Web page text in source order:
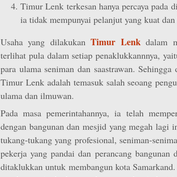
Timur Lenk terkesan hanya percaya pada
ia tidak mempunyai pelanjut yang kuat
Usaha yang dilakukanTimur Lenkdalam
terlihat pula dalam setiap penaklukkannnya,
para ulama seniman dan saastrawan. Sehingga
Timur Lenk adalah temasuk salah seoang
ulama dan ilmuwan.
Pada masa pemerintahannya, ia telah
dengan bangunan dan mesjid yang megah lagi
tukang-tukang yang profesional, seniman-
pekerja yang pandai dan perancang bangunan
ditaklukkan untuk membangun kota